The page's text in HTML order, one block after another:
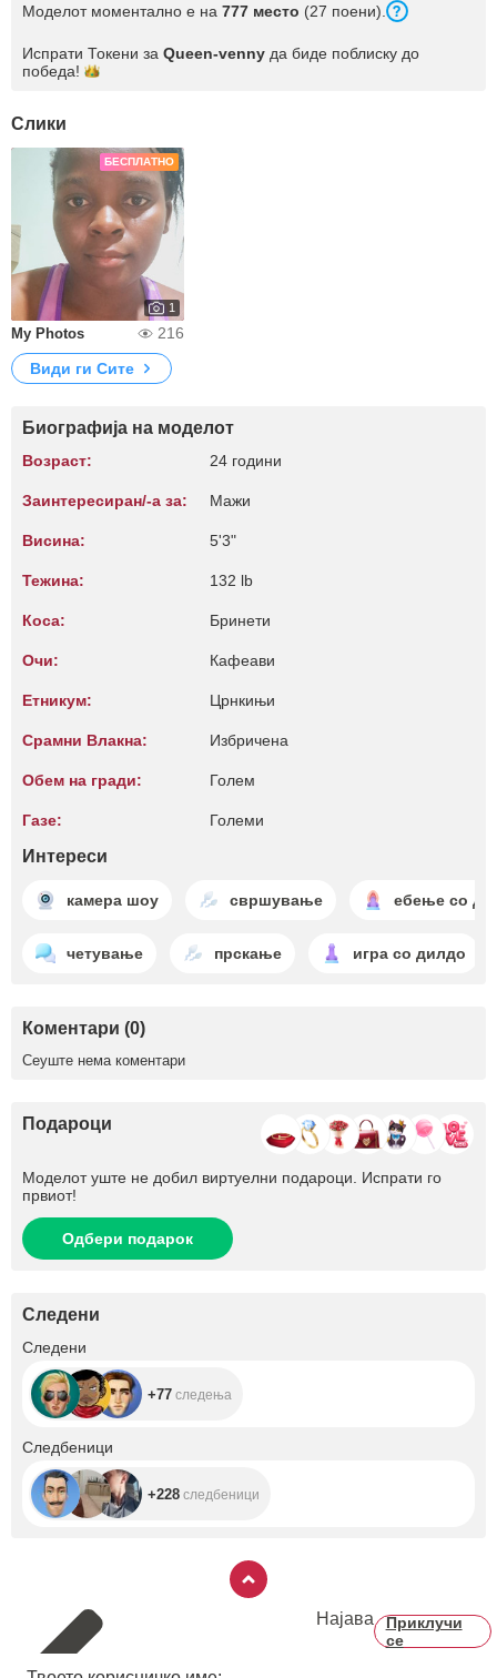
Моделот моментално е на 777 место (27 поени).
Испрати Токени за Queen-venny да биде поблиску до
победа!
Слики
БЕСПЛАТНО
1
My Photos
216
Види ги Сите
Биографија на моделот
Возраст: 24 години
Заинтересиран/-а за: Мажи
Висина: 5'3"
Тежина: 132 lb
Коса: Бринети
Очи: Кафеави
Етникум: Црнкињи
Срамни Влакна: Избричена
Обем на гради: Голем
Газе: Големи
Интереси
камера шоу свршување ебење со
четување прскање игра со дилдо
Коментари (0)
Сеуште нема коментари
Подароци
Моделот уште не добил виртуелни подароци. Испрати го
првиот!
Одбери подарок
Следени
Следени
+77 следења
Следбеници
+228 следбеници
Најава
Приклучи
се